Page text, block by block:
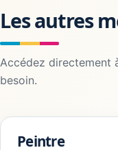
Les autres
Accédez directement
besoin.
Peintre